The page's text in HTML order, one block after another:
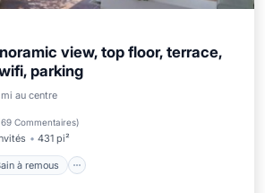
view, top floor, terrace,
parking
au centre
69 Commentaires)
431 pi²
à remous
Bain à remous